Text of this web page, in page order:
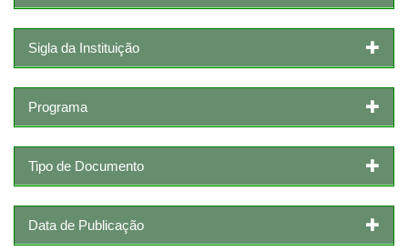
Sigla da Instituição
Programa
Tipo de Documento
Data de Publicação